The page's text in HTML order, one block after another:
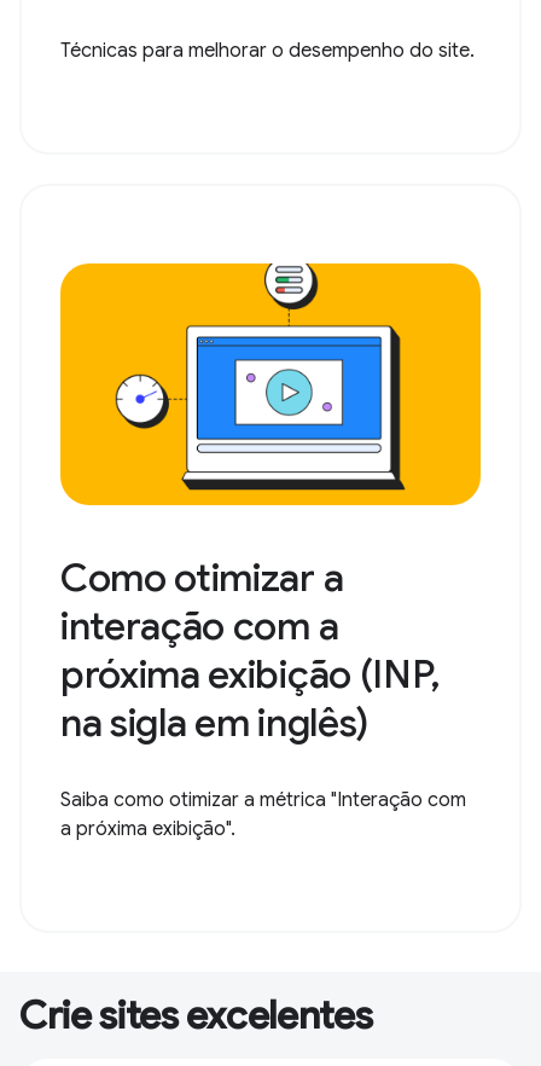
Técnicas para melhorar o desempenho do site.
Como otimizar a
interação com a
próxima exibição (INP,
na sigla em inglês)
Saiba como otimizar a métrica "Interação com
a próxima exibição".
Crie sites excelentes